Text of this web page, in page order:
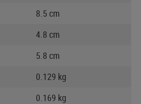
8.5 cm
4.8 cm
5.8 cm
0.129 kg
0.169 kg